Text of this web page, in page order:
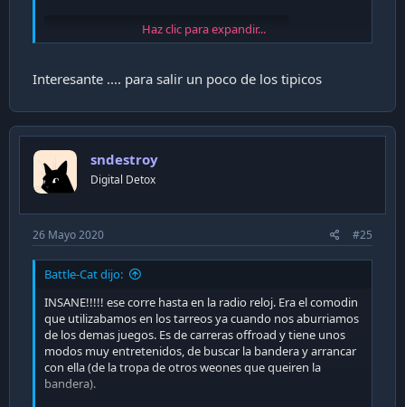
Haz clic para expandir...
Interesante .... para salir un poco de los tipicos
sndestroy
Digital Detox
26 Mayo 2020 #25
Battle-Cat dijo:
INSANE!!!!! ese corre hasta en la radio reloj. Era el comodin
que utilizabamos en los tarreos ya cuando nos aburriamos
de los demas juegos. Es de carreras offroad y tiene unos
modos muy entretenidos, de buscar la bandera y arrancar
con ella (de la tropa de otros weones que queiren la
bandera).